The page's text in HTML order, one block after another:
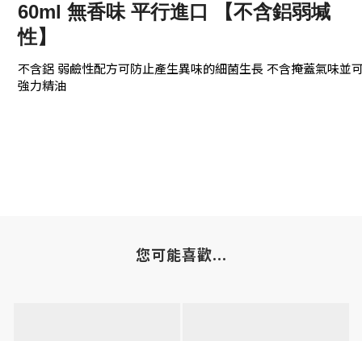
60ml 無香味 平行進口 【不含鋁弱堿
性】
不含鋁 弱鹼性配方可防止產生異味的細菌生長 不含掩蓋氣味並
強力精油
您可能喜歡...